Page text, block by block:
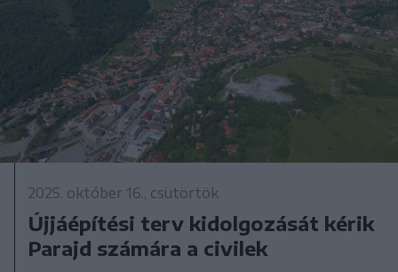
2025. október 16., csütörtök
Újjáépítési terv kidolgozását kérik
Parajd számára a civilek